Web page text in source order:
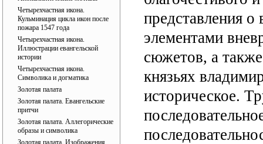
Четырехчастная икона.
Кульминация цикла икон после
пожара 1547 года
Четырехчастная икона.
Иллюстрации евангельской
истории
Четырехчастная икона.
Символика и догматика
Золотая палата
Золотая палата. Евангельские
притчи
Золотая палата. Аллегорические
образы и символика
Золотая палата. Изображения
представления о
элементами
сюжетов, а
князьях
историческое.